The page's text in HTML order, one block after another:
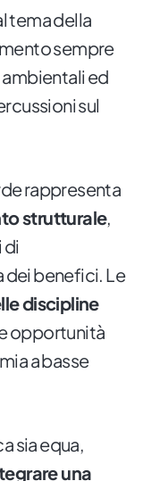
tema della
sempre
ambientali ed
sul
rappresenta
strutturale,
di
benefici. Le
discipline
opportunità
a basse
sia equa,
una